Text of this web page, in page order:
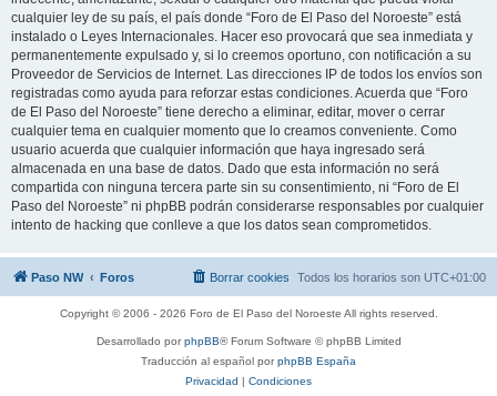
cualquier ley de su país, el país donde “Foro de El Paso del Noroeste” está
instalado o Leyes Internacionales. Hacer eso provocará que sea inmediata y
permanentemente expulsado y, si lo creemos oportuno, con notificación a su
Proveedor de Servicios de Internet. Las direcciones IP de todos los envíos son
registradas como ayuda para reforzar estas condiciones. Acuerda que “Foro
de El Paso del Noroeste” tiene derecho a eliminar, editar, mover o cerrar
cualquier tema en cualquier momento que lo creamos conveniente. Como
usuario acuerda que cualquier información que haya ingresado será
almacenada en una base de datos. Dado que esta información no será
compartida con ninguna tercera parte sin su consentimiento, ni “Foro de El
Paso del Noroeste” ni phpBB podrán considerarse responsables por cualquier
intento de hacking que conlleve a que los datos sean comprometidos.
Paso NW Foros Todos los horarios son UTC+01:00
Borrar cookies
Copyright © 2006 - 2026 Foro de El Paso del Noroeste All rights reserved.
Desarrollado porphpBB® Forum Software © phpBB Limited
Traducción al español porphpBB España
Privacidad | Condiciones